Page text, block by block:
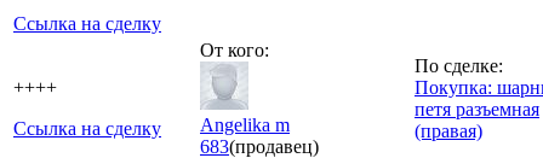
Ссылка на сделку
++++
Ссылка на сделку
От кого:
Angelika m
683(продавец)
По сделке:
Покупка:
петя разъемная
(правая)